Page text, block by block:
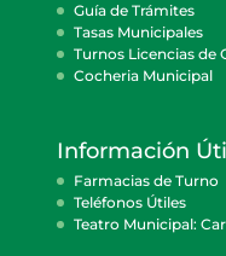
Guía de Trámites
Tasas Municipales
Turnos Licencias de
Cocheria Municipal
Información
Farmacias de Turno
Teléfonos Útiles
Teatro Municipal: